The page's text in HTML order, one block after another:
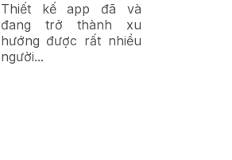
Thiết kế app đã và
đang trở thành xu
hướng được rất nhiều
người...